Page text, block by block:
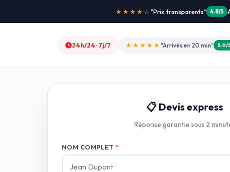
★★★★★ "Intervention dimanche" 5.0/5
24h/24 · 7j/7 ★★★★★ "Arrivés en 20 min" 5.0/
📋 Devis express
Réponse garantie sous 2
NOM COMPLET *